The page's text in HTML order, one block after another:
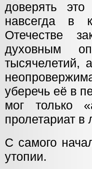
доверять
навсегда в
Отечестве
духовным
тысячелетий,
уберечь её в
мог только
пролетариат в
С самого
утопии.